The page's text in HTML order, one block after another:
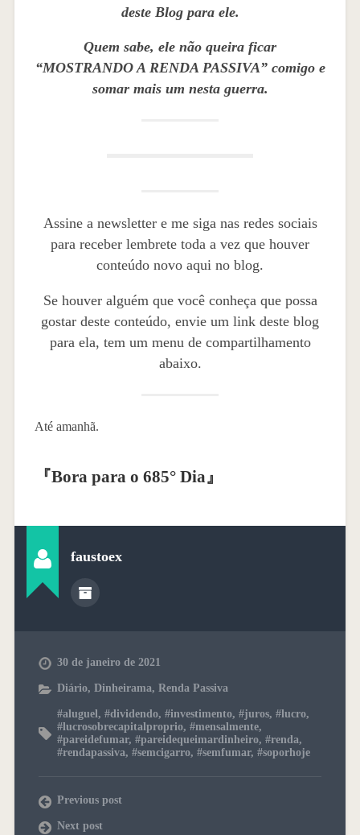
deste Blog para ele.
Quem sabe, ele não queira ficar
“MOSTRANDO A RENDA PASSIVA” comigo e
somar mais um nesta guerra.
Assine a newsletter e me siga nas redes sociais
para receber lembrete toda a vez que houver
conteúdo novo aqui no blog.
Se houver alguém que você conheça que possa
gostar deste conteúdo, envie um link deste blog
para ela, tem um menu de compartilhamento
abaixo.
Até amanhã.
『Bora para o 685° Dia』
faustoex
30 de janeiro de 2021
Diário, Dinheirama, Renda Passiva
#aluguel , #dividendo, #investimento, #juros, #lucro,
#lucrosobrecapitalproprio, #mensalmente,
#pareidefumar, #pareidequeimardinheiro, #renda,
#rendapassiva, #semcigarro, #semfumar, #soporhoje
Previous post
Next post